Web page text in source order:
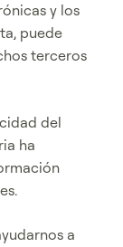
y los
puede
terceros
del
ha
a